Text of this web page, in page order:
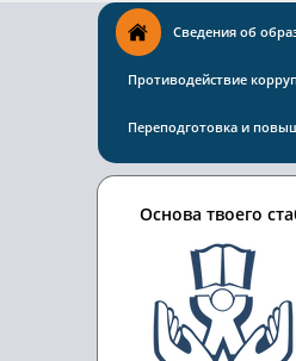
Сведения об
Противодействие
Переподготовка и
Основа твоего